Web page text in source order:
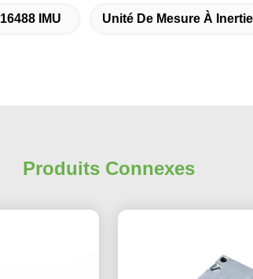
IMU Unité De Mesure À
Produits Connexes